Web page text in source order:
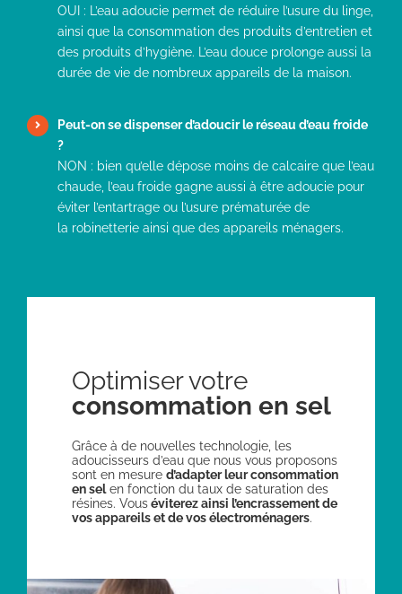
OUI : L’eau adoucie permet de réduire l’usure du linge,
ainsi que la consomma­tion des produits d’entretien et
des produits d’hygiène. L’eau douce prolonge aussi la
durée de vie de nombreux appareils de la maison.
Peut-on se dispenser d’adoucir le réseau d’eau froide
?
NON : bien qu’elle dépose moins de calcaire que l’eau
chaude, l’eau froide gagne aussi à être adoucie pour
éviter l’entartrage ou l’usure prématurée de
la robinetterie ainsi que des appareils ménagers.
Optimiser votre
consommation en sel
Grâce à de nouvelles technologie, les
adoucisseurs d’eau que nous vous proposons
sont en mesure d’adapter leur consommation
en selen fonction du taux de saturation des
résines. Vouséviterez ainsi l’encrassement de
vos appareils et de vos électroménagers.